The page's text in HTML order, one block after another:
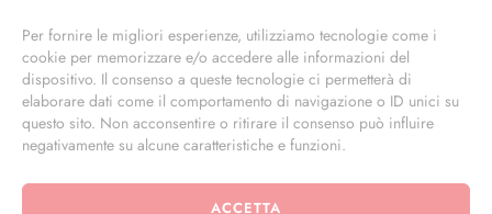
Per fornire le migliori esperienze, utilizziamo tecnologie come i
cookie per memorizzare e/o accedere alle informazioni del
dispositivo. Il consenso a queste tecnologie ci permetterà di
elaborare dati come il comportamento di navigazione o ID unici su
questo sito. Non acconsentire o ritirare il consenso può influire
negativamente su alcune caratteristiche e funzioni.
ACCETTA
info@masterphil.it